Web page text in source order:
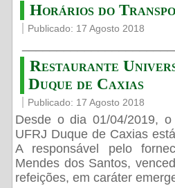
Horários do
Publicado: 17 Agosto 2018
Restaurante
Duque de Caxias
Publicado: 17 Agosto 2018
Desde o dia 01/04/2019,
UFRJ Duque de Caxias
A responsável pelo
Mendes dos Santos,
refeições, em caráter